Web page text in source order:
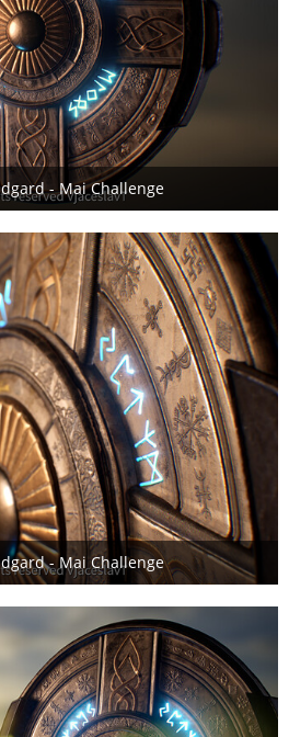
- Mai Challenge
- Mai Challenge